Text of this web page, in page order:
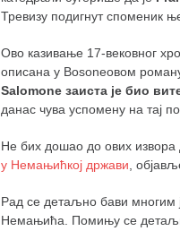
Тревизу подигнут споменик
Ово казивање 17-вековног
описана у Bosoneовом
Salomone заиста је био
данас чува успомену на тај
Не бих дошао до ових извора
у Немањићкој држави,
Рад се детаљно бави многим
Немањића. Помињу се